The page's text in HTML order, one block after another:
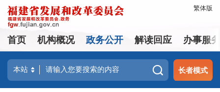
繁体版
首页 机构概况 政务公开 解读回应 办事服
长者模式